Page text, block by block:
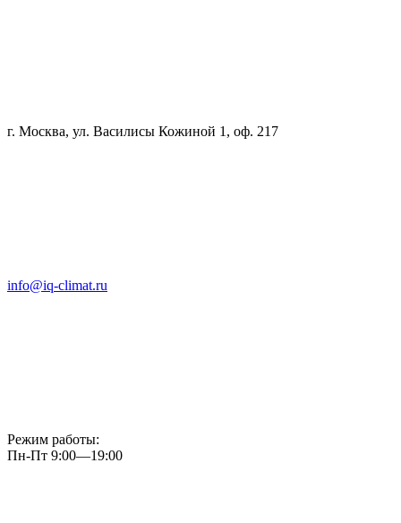
г. Москва, ул. Василисы Кожиной 1, оф. 217
info@iq-climat.ru
Режим работы:
Пн-Пт 9:00—19:00